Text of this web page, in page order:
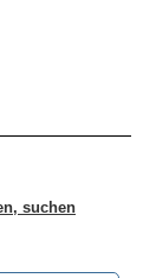
suchen